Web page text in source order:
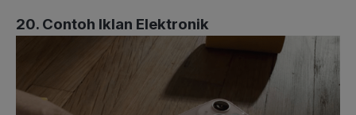
20. Contoh Iklan Elektronik